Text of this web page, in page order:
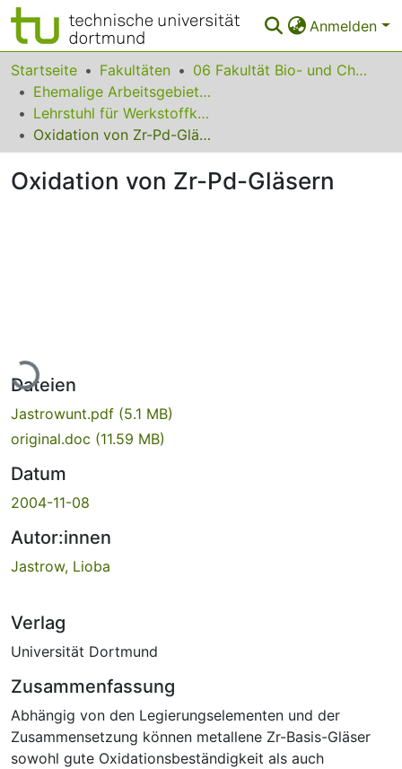
Anmelden
Bereiche & Sammlungen
Das gesamte Repositorium
Statistiken
FAQ
Startseite Fakultäten
06 Fakultät Bio- und Chemieingenieurwesen
Ehemalige Arbeitsgebiete und Lehrstühle
Lehrstuhl für Werkstoffkunde
Oxidation von Zr-Pd-Gläsern
Oxidation von Zr-Pd-Gläsern
Lade...
Dateien
Jastrowunt.pdf (5.1 MB)
original.doc (11.59 MB)
Datum
2004-11-08
Autor:innen
Jastrow, Lioba
Verlag
Universität Dortmund
Zusammenfassung
Abhängig von den Legierungselementen und der
Zusammensetzung können metallene Zr-Basis-Gläser
sowohl gute Oxidationsbeständigkeit als auch